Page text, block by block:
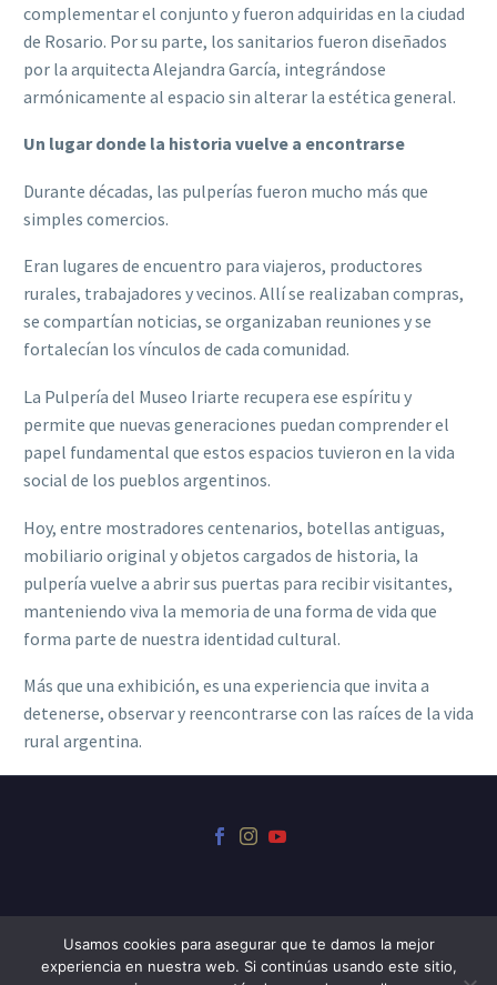
complementar el conjunto y fueron adquiridas en la ciudad
de Rosario. Por su parte, los sanitarios fueron diseñados
por la arquitecta Alejandra García, integrándose
armónicamente al espacio sin alterar la estética general.
Un lugar donde la historia vuelve a encontrarse
Durante décadas, las pulperías fueron mucho más que
simples comercios.
Eran lugares de encuentro para viajeros, productores
rurales, trabajadores y vecinos. Allí se realizaban compras,
se compartían noticias, se organizaban reuniones y se
fortalecían los vínculos de cada comunidad.
La Pulpería del Museo Iriarte recupera ese espíritu y
permite que nuevas generaciones puedan comprender el
papel fundamental que estos espacios tuvieron en la vida
social de los pueblos argentinos.
Hoy, entre mostradores centenarios, botellas antiguas,
mobiliario original y objetos cargados de historia, la
pulpería vuelve a abrir sus puertas para recibir visitantes,
manteniendo viva la memoria de una forma de vida que
forma parte de nuestra identidad cultural.
Más que una exhibición, es una experiencia que invita a
detenerse, observar y reencontrarse con las raíces de la vida
rural argentina.
© 2024 Museo Iriarte
Usamos cookies para asegurar que te damos la mejor
experiencia en nuestra web. Si continúas usando este sitio,